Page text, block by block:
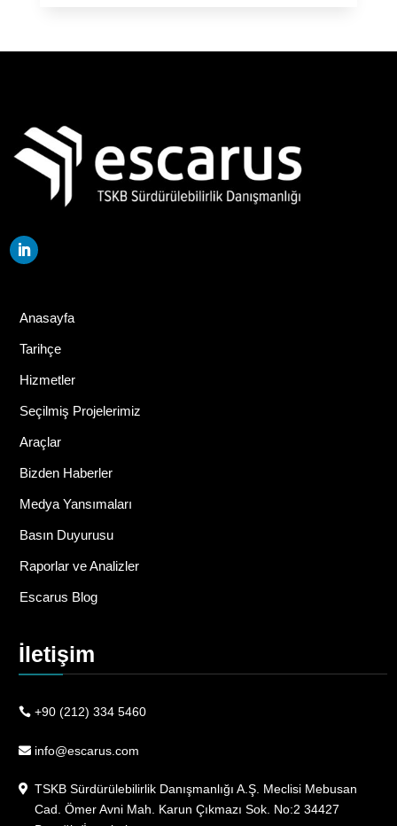
Anasayfa
Tarihçe
Hizmetler
Seçilmiş Projelerimiz
Araçlar
Bizden Haberler
Medya Yansımaları
Basın Duyurusu
Raporlar ve Analizler
Escarus Blog
İletişim
+90 (212) 334 5460
info@escarus.com
TSKB Sürdürülebilirlik Danışmanlığı A.Ş. Meclisi Mebusan
Cad. Ömer Avni Mah. Karun Çıkmazı Sok. No:2 34427